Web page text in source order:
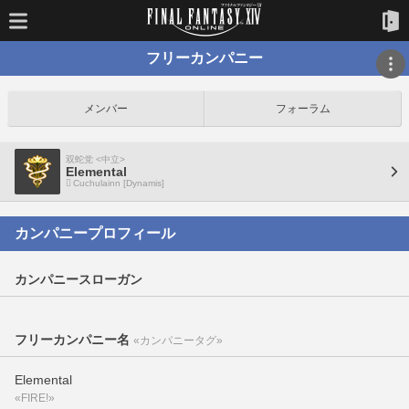
フリーカンパニー
メンバー フォーラム
双蛇党 <中立>
Elemental
Cuchulainn [Dynamis]
カンパニープロフィール
カンパニースローガン
フリーカンパニー名 «カンパニータグ»
Elemental
«FIRE!»